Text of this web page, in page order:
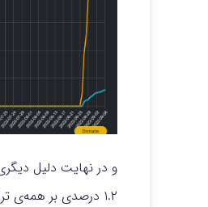
و در نهایت دلیل
۱.۲ درصدی بر همه‌ی تراکنش‌های آن است.